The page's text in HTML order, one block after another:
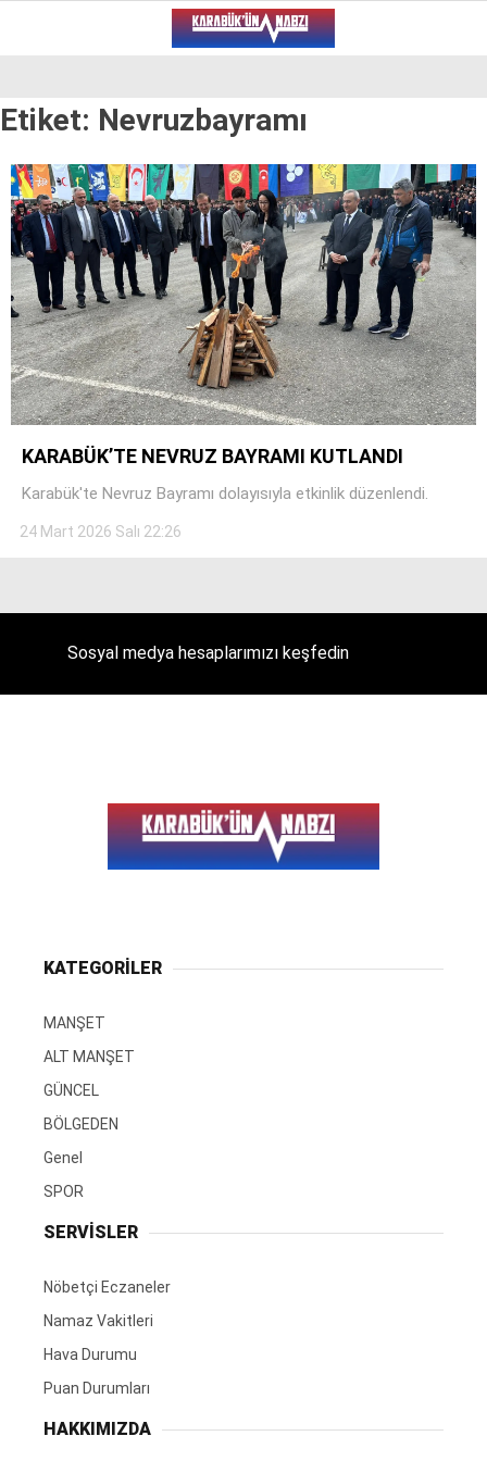
22.2
VİDEO YAZARLAR
ALT MANŞET
GÜNCEL
BÖLGEDEN
GENEL
SPOR
SERVISLER
Etiket: Nevruzbayramı
KARABÜK’TE NEVRUZ BAYRAMI KUTLANDI
Karabük'te Nevruz Bayramı dolayısıyla etkinlik düzenlendi.
24 Mart 2026 Salı 22:26
Sosyal medya hesaplarımızı keşfedin
KATEGORİLER
MANŞET
ALT MANŞET
GÜNCEL
BÖLGEDEN
Genel
SPOR
SERVİSLER
Nöbetçi Eczaneler
Namaz Vakitleri
Hava Durumu
Puan Durumları
HAKKIMIZDA